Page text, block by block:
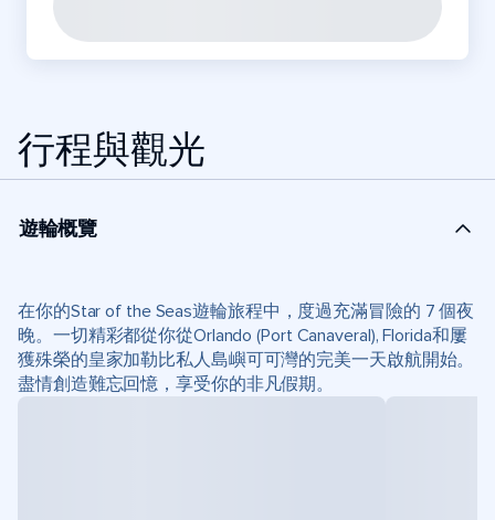
行程與觀光
遊輪概覽
在你的Star of the Seas遊輪旅程中，度過充滿冒險的 7 個夜
晚。一切精彩都從你從Orlando (Port Canaveral), Florida和屢
獲殊榮的皇家加勒比私人島嶼可可灣的完美一天啟航開始。
盡情創造難忘回憶，享受你的非凡假期。